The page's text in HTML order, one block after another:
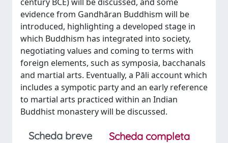
evidence from Gandhāran Buddhism will be
introduced, highlighting a developed stage in
which Buddhism has integrated into society,
negotiating values and coming to terms with
foreign elements, such as symposia, bacchanals
and martial arts. Eventually, a Pāli account which
includes a sympotic party and an early reference
to martial arts practiced within an Indian
Buddhist monastery will be discussed.
Scheda breve
Scheda completa